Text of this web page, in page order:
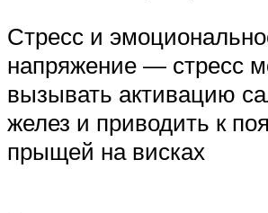
Стресс и
напряжение — стресс
вызывать активацию
желез и приводить к
прыщей на висках